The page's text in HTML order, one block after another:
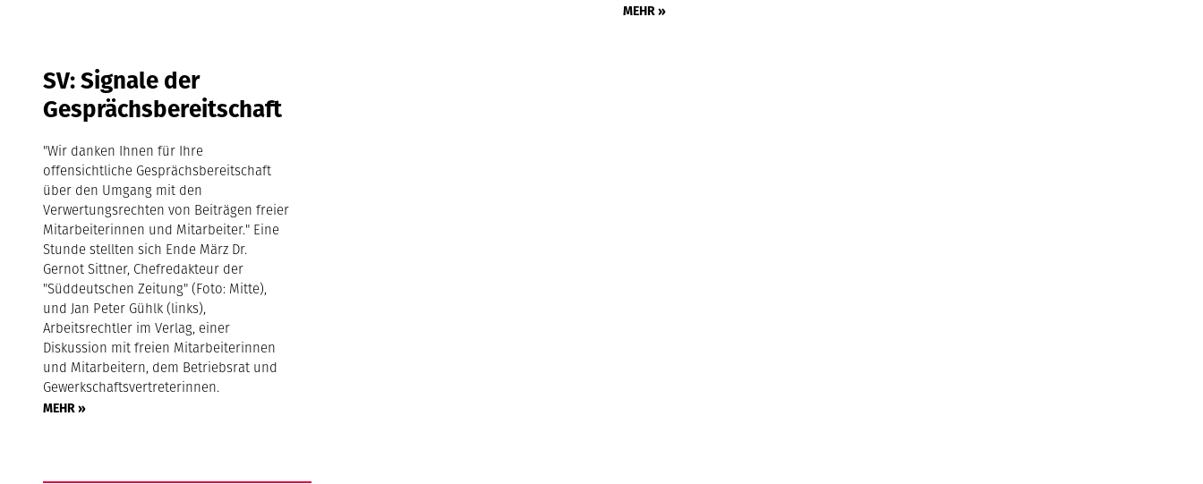
MEHR »
SV: Signale der
Gesprächsbereitschaft
"Wir danken Ihnen für Ihre
offensichtliche Gesprächsbereitschaft
über den Umgang mit den
Verwertungsrechten von Beiträgen freier
Mitarbeiterinnen und Mitarbeiter." Eine
Stunde stellten sich Ende März Dr.
Gernot Sittner, Chefredakteur der
"Süddeutschen Zeitung" (Foto: Mitte),
und Jan Peter Gühlk (links),
Arbeitsrechtler im Verlag, einer
Diskussion mit freien Mitarbeiterinnen
und Mitarbeitern, dem Betriebsrat und
Gewerkschaftsvertreterinnen.
MEHR »